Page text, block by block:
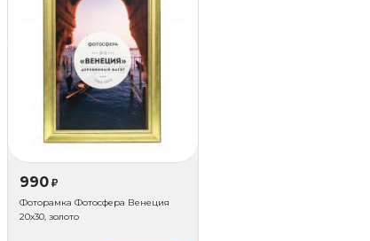
990 ₽
Фоторамка Фотосфера Венеция
20x30, золото